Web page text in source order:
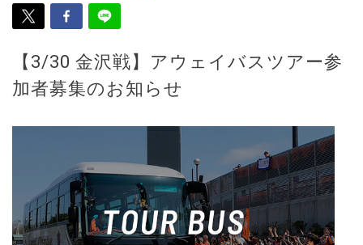
【3/30 金沢戦】アウェイバスツアー参
加者募集のお知らせ